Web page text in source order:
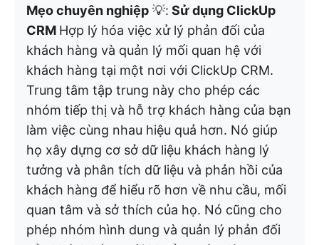
Mẹo chuyên nghiệp 💡: Sử dụng ClickUp
CRM Hợp lý hóa việc xử lý phản đối của
khách hàng và quản lý mối quan hệ với
khách hàng tại một nơi với ClickUp CRM.
Trung tâm tập trung này cho phép các
nhóm tiếp thị và hỗ trợ khách hàng của bạn
làm việc cùng nhau hiệu quả hơn. Nó giúp
họ xây dựng cơ sở dữ liệu khách hàng lý
tưởng và phân tích dữ liệu và phản hồi của
khách hàng để hiểu rõ hơn về nhu cầu, mối
quan tâm và sở thích của họ. Nó cũng cho
phép nhóm hình dung và quản lý phản đối